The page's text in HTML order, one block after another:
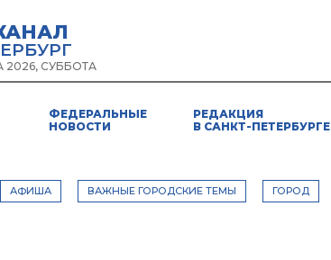
2026, СУББОТА
ФЕДЕРАЛЬНЫЕ
НОВОСТИ
РЕДАКЦИЯ
В САНКТ-ПЕТЕРБУРГЕ
АФИША ВАЖНЫЕ ГОРОДСКИЕ ТЕМЫ ГОРОД